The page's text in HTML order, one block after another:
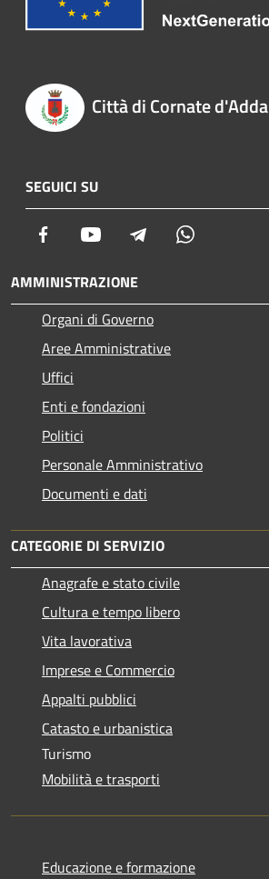
Città di Cornate d'Adda
SEGUICI SU
Facebook Youtube Telegram
AMMINISTRAZIONE
Organi di Governo
Aree Amministrative
Uffici
Enti e fondazioni
Politici
Personale Amministrativo
Documenti e dati
CATEGORIE DI SERVIZIO
Anagrafe e stato civile
Cultura e tempo libero
Vita lavorativa
Imprese e Commercio
Appalti pubblici
Catasto e urbanistica
Turismo
Mobilità e trasporti
Educazione e formazione